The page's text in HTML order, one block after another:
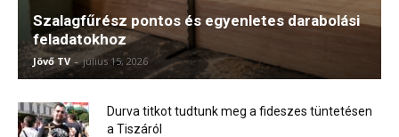
Szalagfűrész pontos és egyenletes darabolási
feladatokhoz
Jövő TV - július 15, 2026
Durva titkot tudtunk meg a fideszes tüntetésen
a Tiszáról